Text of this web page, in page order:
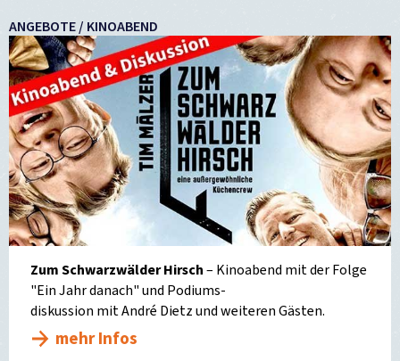
ANGEBOTE / KINOABEND
Zum Schwarzwälder Hirsch– Kinoabend mit der Folge
"Ein Jahr danach" und Podiums-
diskussion mit André Dietz und weiteren Gästen.
mehr Infos